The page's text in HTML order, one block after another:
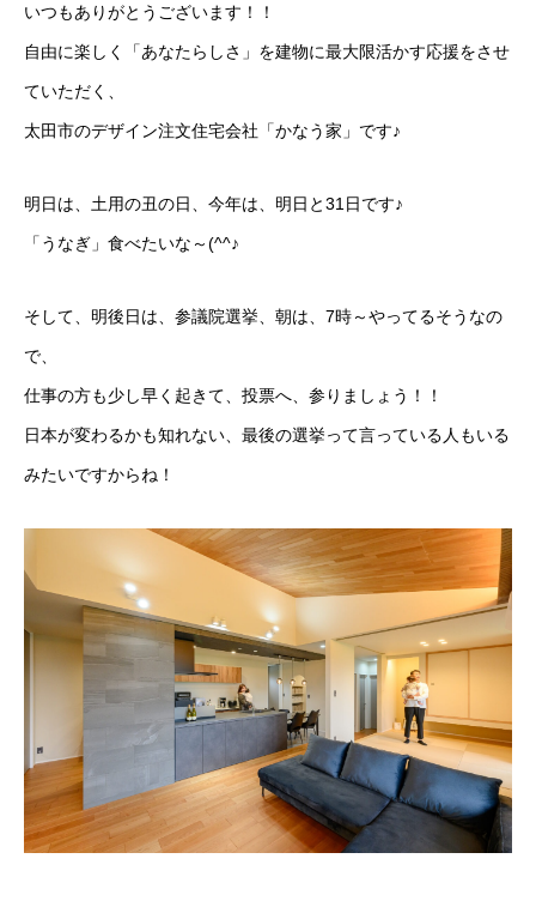
CONTACT
お問い合わせ
いつもありがとうございます！！
自由に楽しく「あなたらしさ」を建物に最大限活かす応援をさせ
ていただく、
太田市のデザイン注文住宅会社「かなう家」です♪
明日は、土用の丑の日、今年は、明日と31日です♪
「うなぎ」食べたいな～(^^♪
そして、明後日は、参議院選挙、朝は、7時～やってるそうなの
で、
仕事の方も少し早く起きて、投票へ、参りましょう！！
日本が変わるかも知れない、最後の選挙って言っている人もいる
みたいですからね！